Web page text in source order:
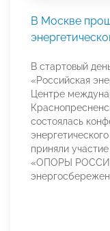
В Москве
В стартовый
«Российская
Центре
состоялась
приняли
«ОПОРЫ